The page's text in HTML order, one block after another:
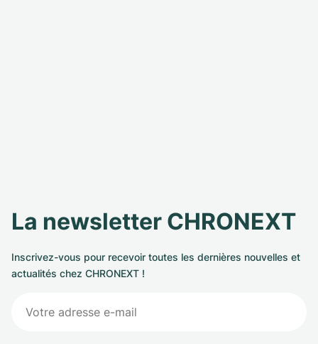
La newsletter CHRONEXT
Inscrivez-vous pour recevoir toutes les dernières nouvelles et
actualités chez CHRONEXT !